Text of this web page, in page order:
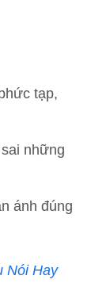
tạp,
những
ánh đúng
Nói Hay